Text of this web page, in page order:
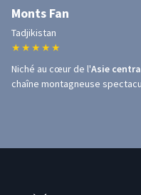
Monts Fan
Tadjikistan
★ ★ ★ ★ ★
Niché au cœur de l'Asie
chaîne montagneuse